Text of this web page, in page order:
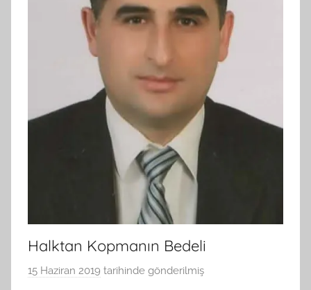
Halktan Kopmanın Bedeli
15 Haziran 2019 tarihinde gönderilmiş